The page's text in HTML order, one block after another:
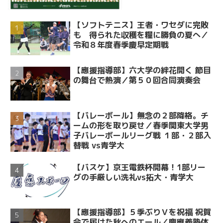
【ソフトテニス】王者・ワセダに完敗
も 得られた収穫を糧に勝負の夏へ／
令和８年度春季慶早定期戦
【應援指導部】六大学の絆花開く 節目
の舞台で熱演／第５０回合同演奏会
【バレーボール】無念の２部降格。チ
ームの形を取り戻せ／春季関東大学男
子バレーボールリーグ戦 １部・２部入
替戦 vs青学大
【バスケ】京王電鉄杯開幕！1部リー
グの手厳しい洗礼vs拓大・青学大
【應援指導部】５季ぶりＶを祝福 祝賀